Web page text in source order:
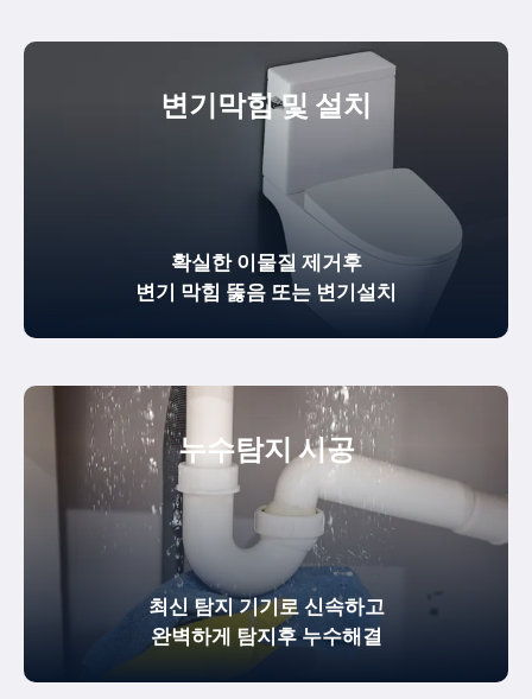
변기막힘 및 설치
확실한이물질 제거후
변기 막힘 뚫음 또는 변기설치
누수탐지 시공
최신 탐지 기기로 신속하고
완벽하게 탐지후 누수해결